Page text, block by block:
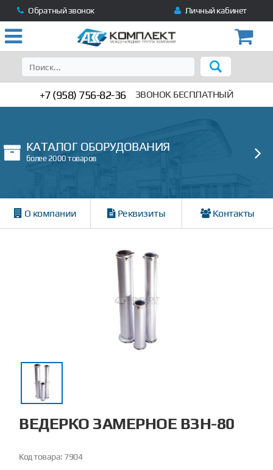
Обратный звонок Личный кабинет
+7 (958) 756-82-36 ЗВОНОК БЕСПЛАТНЫЙ
КАТАЛОГ ОБОРУДОВАНИЯ
более 2000 товаров
О компании Реквизиты Контакты
ВЕДЕРКО ЗАМЕРНОЕ ВЗН-80
Код товара: 7904